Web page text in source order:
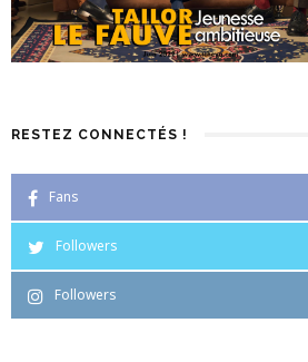
RESTEZ CONNECTÉS !
Fans
Followers
Followers